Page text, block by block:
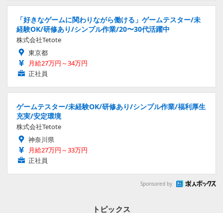
「好きなゲームに関わりながら働ける」ゲームテスター/未
経験OK/研修あり/シンプル作業/20〜30代活躍中
株式会社Tetote
東京都
月給27万円～34万円
正社員
ゲームテスター/未経験OK/研修あり/シンプル作業/福利厚生
充実/安定環境
株式会社Tetote
神奈川県
月給27万円～33万円
正社員
Sponsored by
トピックス